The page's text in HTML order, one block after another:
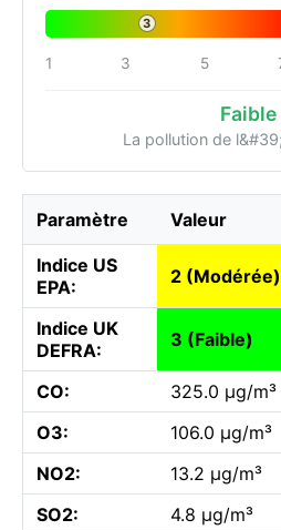
3
1 3 5
Faible
La pollution de
Paramètre Valeur
Indice US
EPA:
2 (Modérée)
Indice UK
DEFRA:
3 (Faible)
CO:
325.0 µg/m³
O3:
106.0 µg/m³
NO2:
13.2 µg/m³
SO2:
4.8 µg/m³